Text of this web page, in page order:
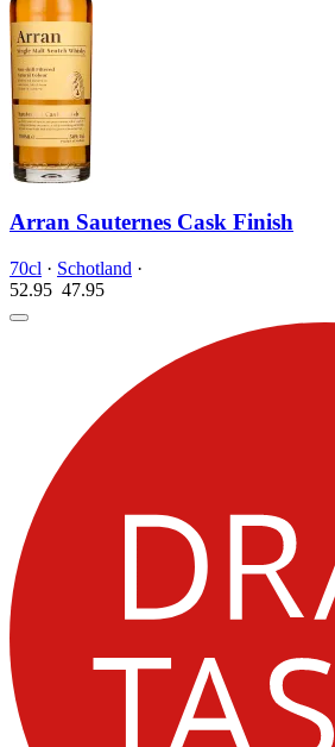
Arran Sauternes Cask Finish
70cl · Schotland ·
52.95 47.95